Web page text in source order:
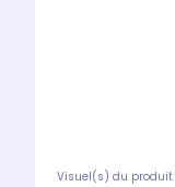
Visuel(s) du produit